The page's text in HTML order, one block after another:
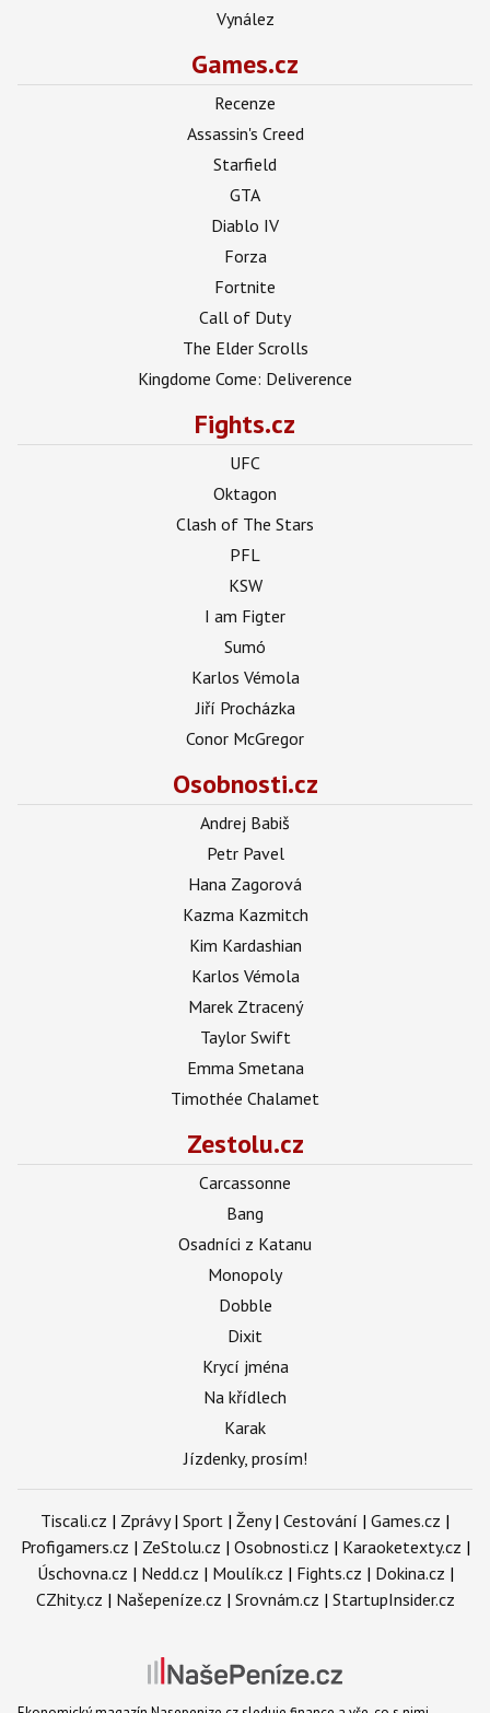
Vynález
Games.cz
Recenze
Assassin's Creed
Starfield
GTA
Diablo IV
Forza
Fortnite
Call of Duty
The Elder Scrolls
Kingdome Come: Deliverence
Fights.cz
UFC
Oktagon
Clash of The Stars
PFL
KSW
I am Figter
Sumó
Karlos Vémola
Jiří Procházka
Conor McGregor
Osobnosti.cz
Andrej Babiš
Petr Pavel
Hana Zagorová
Kazma Kazmitch
Kim Kardashian
Karlos Vémola
Marek Ztracený
Taylor Swift
Emma Smetana
Timothée Chalamet
Zestolu.cz
Carcassonne
Bang
Osadníci z Katanu
Monopoly
Dobble
Dixit
Krycí jména
Na křídlech
Karak
Jízdenky, prosím!
Tiscali.cz | Zprávy| Sport | Ženy| Cestování | Games.cz |
Profigamers.cz | ZeStolu.cz | Osobnosti.cz | Karaoketexty.cz |
Úschovna.cz | Nedd.cz | Moulík.cz | Fights.cz | Dokina.cz |
CZhity.cz | Našepeníze.cz | Srovnám.cz | StartupInsider.cz